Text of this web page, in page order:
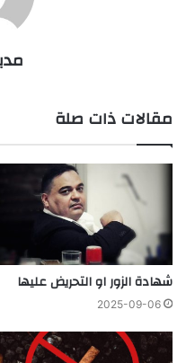
مقالات ذات صلة
شهادة الزور او التحريض عليها
2025-09-06